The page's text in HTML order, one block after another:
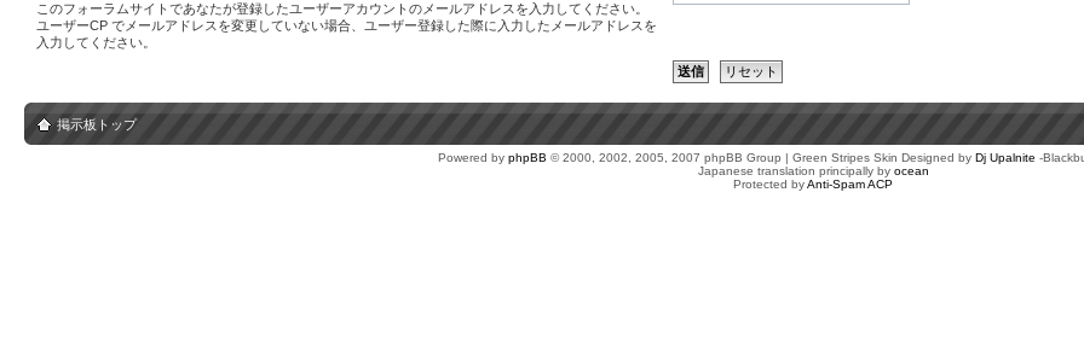
このフォーラムサイトであなたが登録したユーザーアカウントのメールアドレスを入力してください。
ユーザーCP でメールアドレスを変更していない場合、ユーザー登録した際に入力したメールアドレスを
入力してください。
掲示板トップ
Powered by phpBB © 2000, 2002, 2005, 2007 phpBB Group | Green Stripes Skin Designed by Dj Upalnite -
Japanese translation principally by ocean
Protected byAnti-Spam ACP